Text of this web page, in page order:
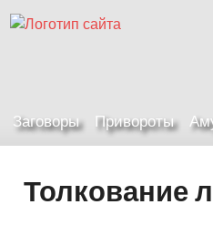
Заговоры Привороты
Толкование